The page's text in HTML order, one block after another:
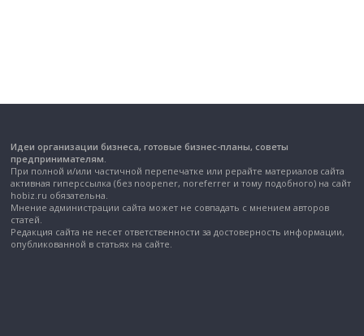
Идеи организации бизнеса, готовые бизнес-планы, советы
предпринимателям.
При полной и/или частичной перепечатке или рерайте материалов сайта
активная гиперссылка (без noopener, noreferrer и тому подобного) на сайт
hobiz.ru обязательна.
Мнение администрации сайта может не совпадать с мнением авторов
статей.
Редакция сайта не несет ответственности за достоверность информации,
опубликованной в статьях на сайте.